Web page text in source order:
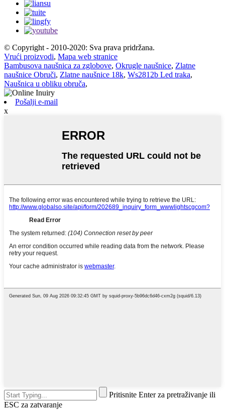
© Copyright - 2010-2020: Sva prava pridržana.
Vrući proizvodi, Mapa web stranice
Bambusova naušnica za zglobove, Okrugle naušnice, Zlatne
naušnice Obruči, Zlatne naušnice 18k, Ws2812b Led traka,
Naušnica u obliku obruča,
Pošalji e-mail
x
Pritisnite Enter za pretraživanje ili
ESC za zatvaranje